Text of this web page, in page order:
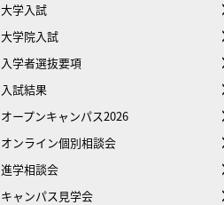
大学入試
大学院入試
入学者選抜要項
入試結果
オープンキャンパス2026
オンライン個別相談会
進学相談会
キャンパス見学会